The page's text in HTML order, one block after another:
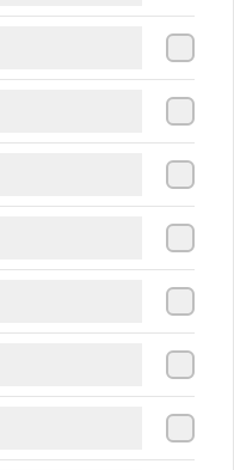
envuelto en nori.